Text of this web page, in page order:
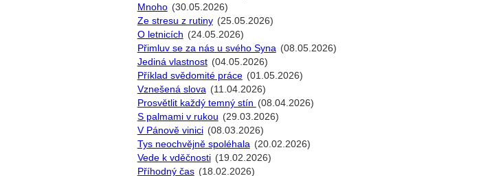
Mnoho (30.05.2026)
Ze stresu z rutiny (25.05.2026)
O letnicích (24.05.2026)
Přimluv se za nás u svého Syna (08.05.2026)
Jediná vlastnost (04.05.2026)
Příklad svědomité práce (01.05.2026)
Vznešená slova (11.04.2026)
Prosvětlit každý temný stín (08.04.2026)
S palmami v rukou (29.03.2026)
V Pánově vinici (08.03.2026)
Tys neochvějně spoléhala (20.02.2026)
Vede k vděčnosti (19.02.2026)
Příhodný čas (18.02.2026)